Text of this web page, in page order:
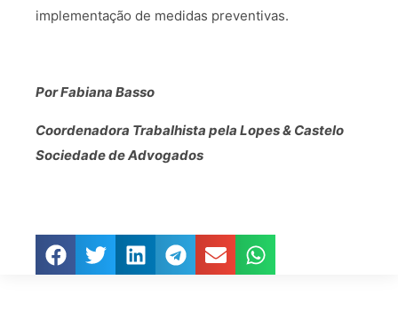
implementação de medidas preventivas.
Por Fabiana Basso
Coordenadora Trabalhista pela Lopes & Castelo
Sociedade de Advogados